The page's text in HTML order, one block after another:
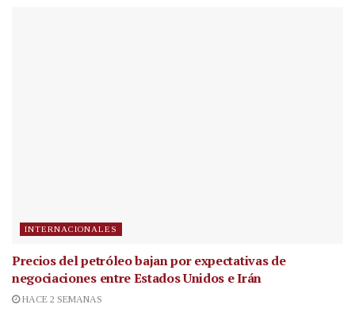
INTERNACIONALES
Precios del petróleo bajan por expectativas de
negociaciones entre Estados Unidos e Irán
HACE 2 SEMANAS